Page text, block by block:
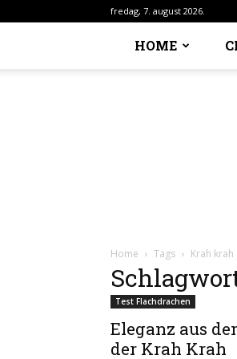
fredag, 7. august 2026.
HOME
Home Tags Krah krah
Test Flachdrachen
Eleganz aus
der Krah Krah